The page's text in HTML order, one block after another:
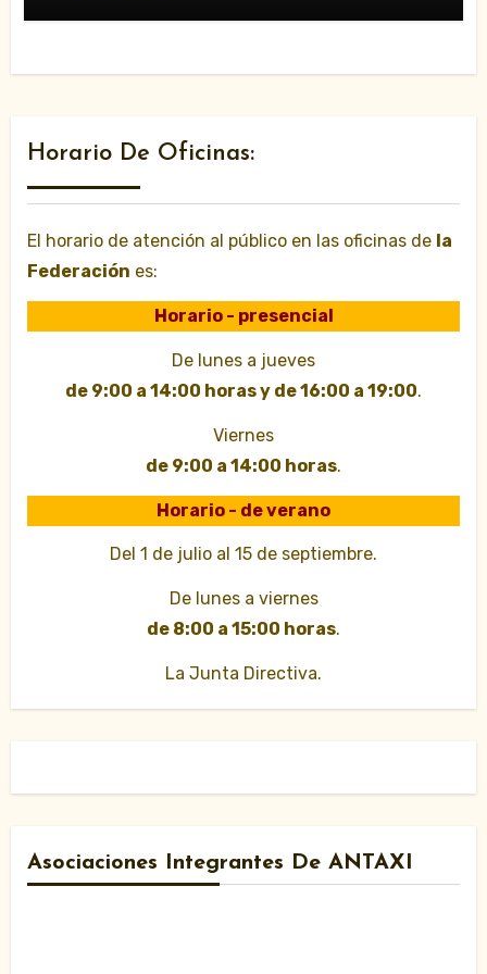
Horario De Oficinas:
El horario de atención al público en las oficinas de la
Federación es:
Horario - presencial
De lunes a jueves
de 9:00 a 14:00 horas y de 16:00 a 19:00.
Viernes
de 9:00 a 14:00 horas.
Horario - de verano
Del 1 de julio al 15 de septiembre.
De lunes a viernes
de 8:00 a 15:00 horas.
La Junta Directiva.
Asociaciones Integrantes De ANTAXI